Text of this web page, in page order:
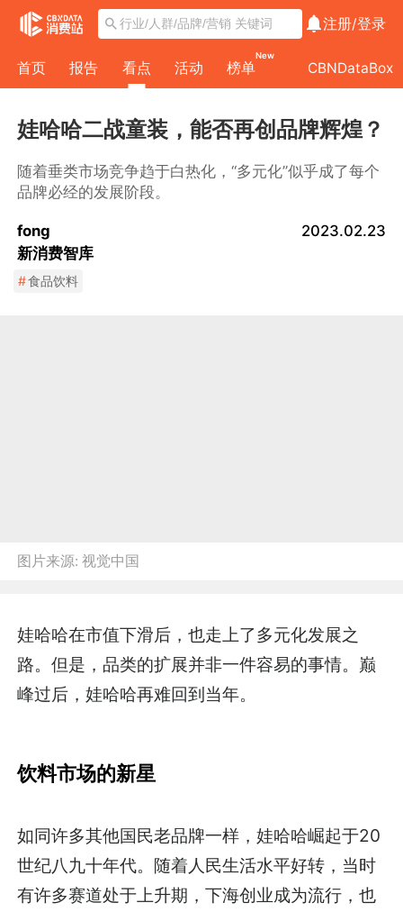
注册/登录
首页 报告 看点 活动 榜单
New
CBNDataBox
娃哈哈二战童装，能否再创品牌辉煌？
随着垂类市场竞争趋于白热化，“多元化”似乎成了每个
品牌必经的发展阶段。
fong
新消费智库
2023.02.23
#食品饮料
图片来源:视觉中国
娃哈哈在市值下滑后，也走上了多元化发展之
路。但是，品类的扩展并非一件容易的事情。巅
峰过后，娃哈哈再难回到当年。
饮料市场的新星
如同许多其他国民老品牌一样，娃哈哈崛起于20
世纪八九十年代。随着人民生活水平好转，当时
有许多赛道处于上升期，下海创业成为流行，也